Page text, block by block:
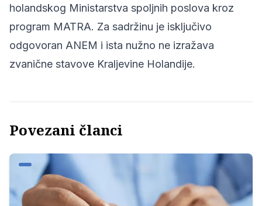
holandskog Ministarstva spoljnih poslova kroz
program MATRA. Za sadržinu je isključivo
odgovoran ANEM i ista nužno ne izražava
zvanične stavove Kraljevine Holandije.
Povezani članci